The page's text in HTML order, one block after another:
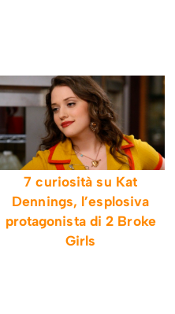
7 curiosità su Kat
Dennings, l’esplosiva
protagonista di 2 Broke
Girls